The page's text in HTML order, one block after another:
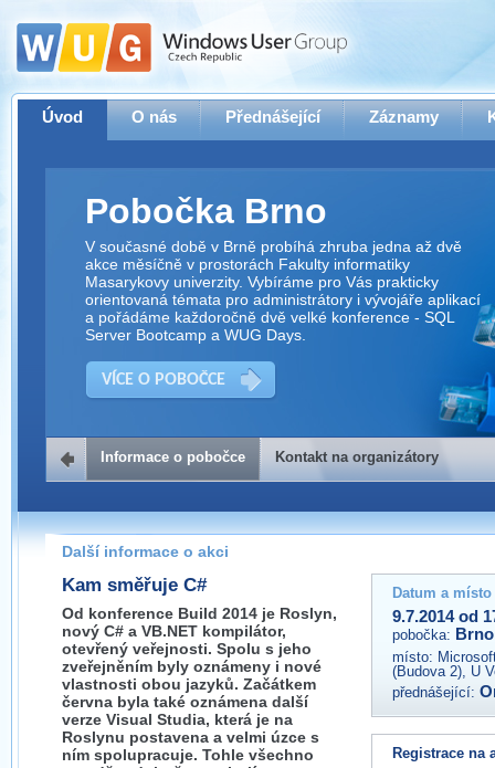
Úvod O nás Přednášející Záznamy
Pobočka Brno
V současné době v Brně probíhá zhruba jedna až dvě
akce měsíčně v prostorách Fakulty informatiky
Masarykovy univerzity. Vybíráme pro Vás prakticky
orientovaná témata pro administrátory i vývojáře aplikací
a pořádáme každoročně dvě velké konference - SQL
Server Bootcamp a WUG Days.
VÍCE O POBOČCE
Kontakt na organizátory
Pokud máte jakýkoliv dotaz na organizátory této akce,
prosím neváhejte nás kontaktovat na e-mailu:
brno@wug.cz
Informace o pobočce Kontakt na organizátory
Další informace o akci
Kam směřuje C#
Od konference Build 2014 je Roslyn,
nový C# a VB.NET kompilátor,
otevřený veřejnosti. Spolu s jeho
zveřejněním byly oznámeny i nové
vlastnosti obou jazyků. Začátkem
června byla také oznámena další
verze Visual Studia, která je na
Roslynu postavena a velmi úzce s
ním spolupracuje. Tohle všechno
Datum a
9.7.2014 od
pobočka: Brno
místo:
(Budova 2), U
přednášející:
Registrace na